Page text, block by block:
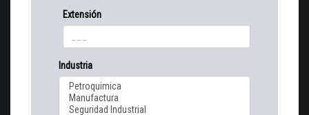
Extensión
Industria